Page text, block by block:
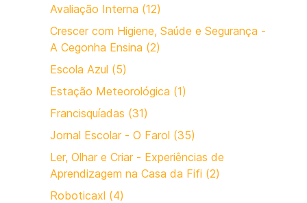
Avaliação Interna (12)
Crescer com Higiene, Saúde e Segurança -
A Cegonha Ensina (2)
Escola Azul (5)
Estação Meteorológica (1)
Francisquíadas (31)
Jornal Escolar - O Farol (35)
Ler, Olhar e Criar - Experiências de
Aprendizagem na Casa da Fifi (2)
Roboticaxl (4)